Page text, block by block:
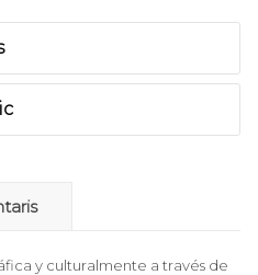
y culturalmente a través de